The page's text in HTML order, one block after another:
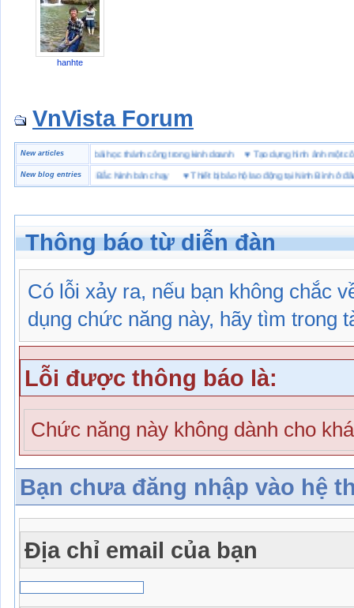
hanhte
VnVista Forum
New articles
biệt” của Microsoft ♥4 bài học thành công trong kinh doanh♥Tạo dựng hình ảnh
New blog entries
giày bảo hộ tại Bắc Ninh bán chạy♥Thiết bị bảo hộ lao động tại Ninh Bình ở đâu
Thông báo từ diễn đàn
Có lỗi xảy ra, nếu bạn không chắc
dụng chức năng này, hãy tìm trong
Lỗi được thông báo là:
Chức năng này không dành cho
Bạn chưa đăng nhập vào hệ
Địa chỉ email của bạn